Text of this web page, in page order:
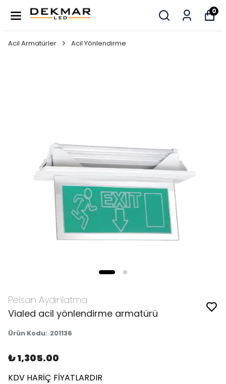
0
Acil Armatürler Acil Yönlendirme
Pelsan Aydınlatma
Vialed acil yönlendirme armatürü
Ürün Kodu: 201136
₺ 1,305.00
KDV HARİÇ FİYATLARDIR